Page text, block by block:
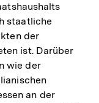
staatliche
der
ist. Darüber
wie der
an der